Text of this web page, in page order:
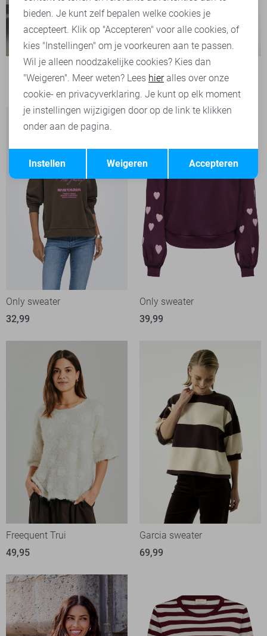
Vero Moda Trui
29,99
Only sweater
32,99
Only sweater
39,99
Freequent Trui
49,95
Garcia sweater
69,99
Terug Opslaan
bieden. Je kunt zelf bepalen welke cookies je
accepteert. Klik op "Accepteren" voor alle cookies, of
kies "Instellingen" om je voorkeuren aan te passen.
Wil je alleen noodzakelijke cookies? Kies dan
"Weigeren". Meer weten? Lees hieralles over onze
cookie- en privacyverklaring. Je kunt op elk moment
je instellingen wijzigigen door op de link te klikken
onder aan de pagina.
Accepteren
Weigeren
Instellen